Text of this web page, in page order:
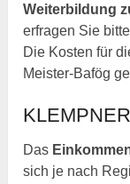
Weiterbildung
erfragen Sie
Die Kosten für
Meister-Bafög
Das
sich je nach